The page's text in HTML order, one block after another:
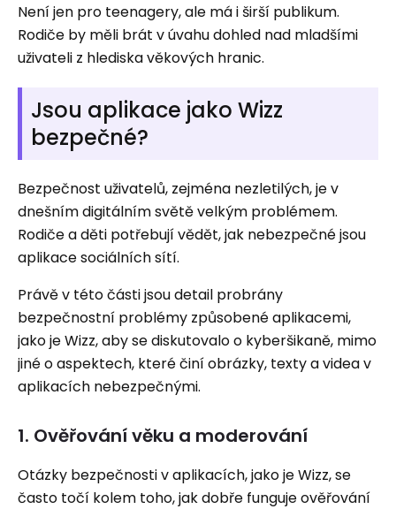
Není jen pro teenagery, ale má i širší publikum.
Rodiče by měli brát v úvahu dohled nad mladšími
uživateli z hlediska věkových hranic.
Jsou aplikace jako Wizz
bezpečné?
Bezpečnost uživatelů, zejména nezletilých, je v
dnešním digitálním světě velkým problémem.
Rodiče a děti potřebují vědět, jak nebezpečné jsou
aplikace sociálních sítí.
Právě v této části jsou detail probrány
bezpečnostní problémy způsobené aplikacemi,
jako je Wizz, aby se diskutovalo o kyberšikaně, mimo
jiné o aspektech, které činí obrázky, texty a videa v
aplikacích nebezpečnými.
1. Ověřování věku a moderování
Otázky bezpečnosti v aplikacích, jako je Wizz, se
často točí kolem toho, jak dobře funguje ověřování